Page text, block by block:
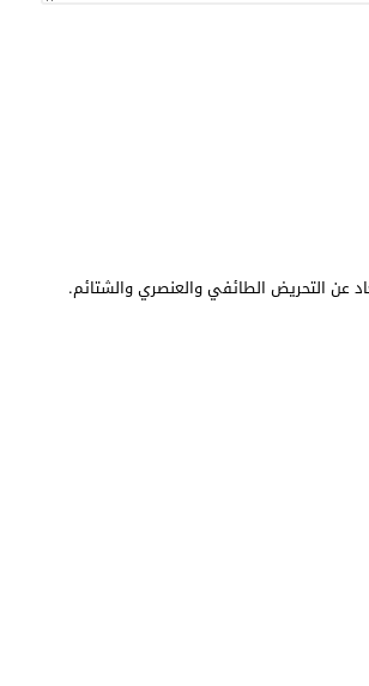
عن التحريض الطائفي والعنصري والشتائم.